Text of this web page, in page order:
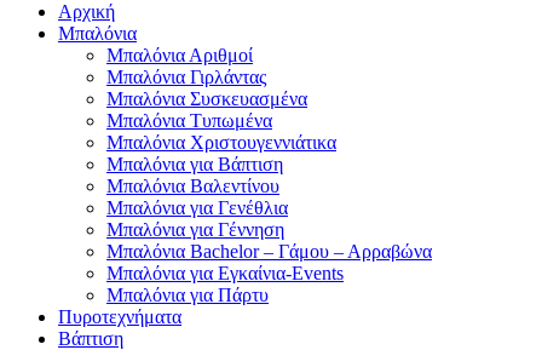
Αρχική
Μπαλόνια
Μπαλόνια Αριθμοί
Μπαλόνια Γιρλάντας
Μπαλόνια Συσκευασμένα
Μπαλόνια Τυπωμένα
Μπαλόνια Χριστουγεννιάτικα
Μπαλόνια για Βάπτιση
Μπαλόνια Βαλεντίνου
Μπαλόνια για Γενέθλια
Μπαλόνια για Γέννηση
Μπαλόνια Bachelor – Γάμου – Αρραβώνα
Μπαλόνια για Εγκαίνια-Events
Μπαλόνια για Πάρτυ
Πυροτεχνήματα
Βάπτιση